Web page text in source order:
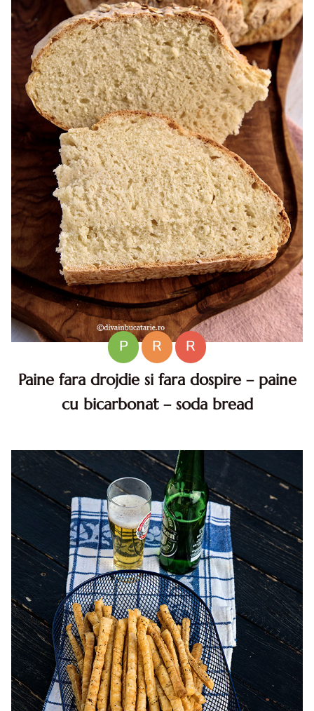
P R
R
Paine fara drojdie si fara dospire – paine
cu bicarbonat – soda bread
paine cu bicarbonat. reteta soda bread